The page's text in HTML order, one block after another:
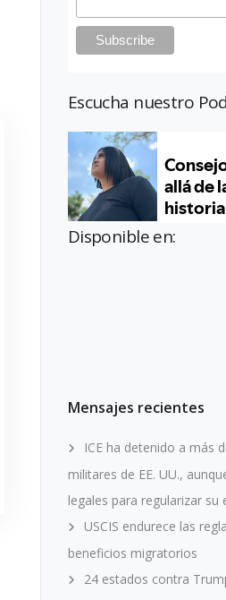
Escucha nuestro
Disponible en:
Mensajes recientes
ICE ha detenido a más
militares de EE. UU.,
legales para regularizar su
USCIS endurece las
beneficios migratorios
24 estados contra